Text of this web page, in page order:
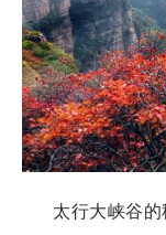
太行大峡谷